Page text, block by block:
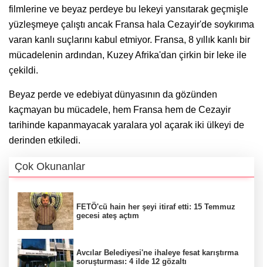
filmlerine ve beyaz perdeye bu lekeyi yansıtarak geçmişle
yüzleşmeye çalıştı ancak Fransa hala Cezayir'de soykırıma
varan kanlı suçlarını kabul etmiyor. Fransa, 8 yıllık kanlı bir
mücadelenin ardından, Kuzey Afrika'dan çirkin bir leke ile
çekildi.
Beyaz perde ve edebiyat dünyasının da gözünden
kaçmayan bu mücadele, hem Fransa hem de Cezayir
tarihinde kapanmayacak yaralara yol açarak iki ülkeyi de
derinden etkiledi.
Çok Okunanlar
FETÖ'cü hain her şeyi itiraf etti: 15 Temmuz
gecesi ateş açtım
Avcılar Belediyesi'ne ihaleye fesat karıştırma
soruşturması: 4 ilde 12 gözaltı